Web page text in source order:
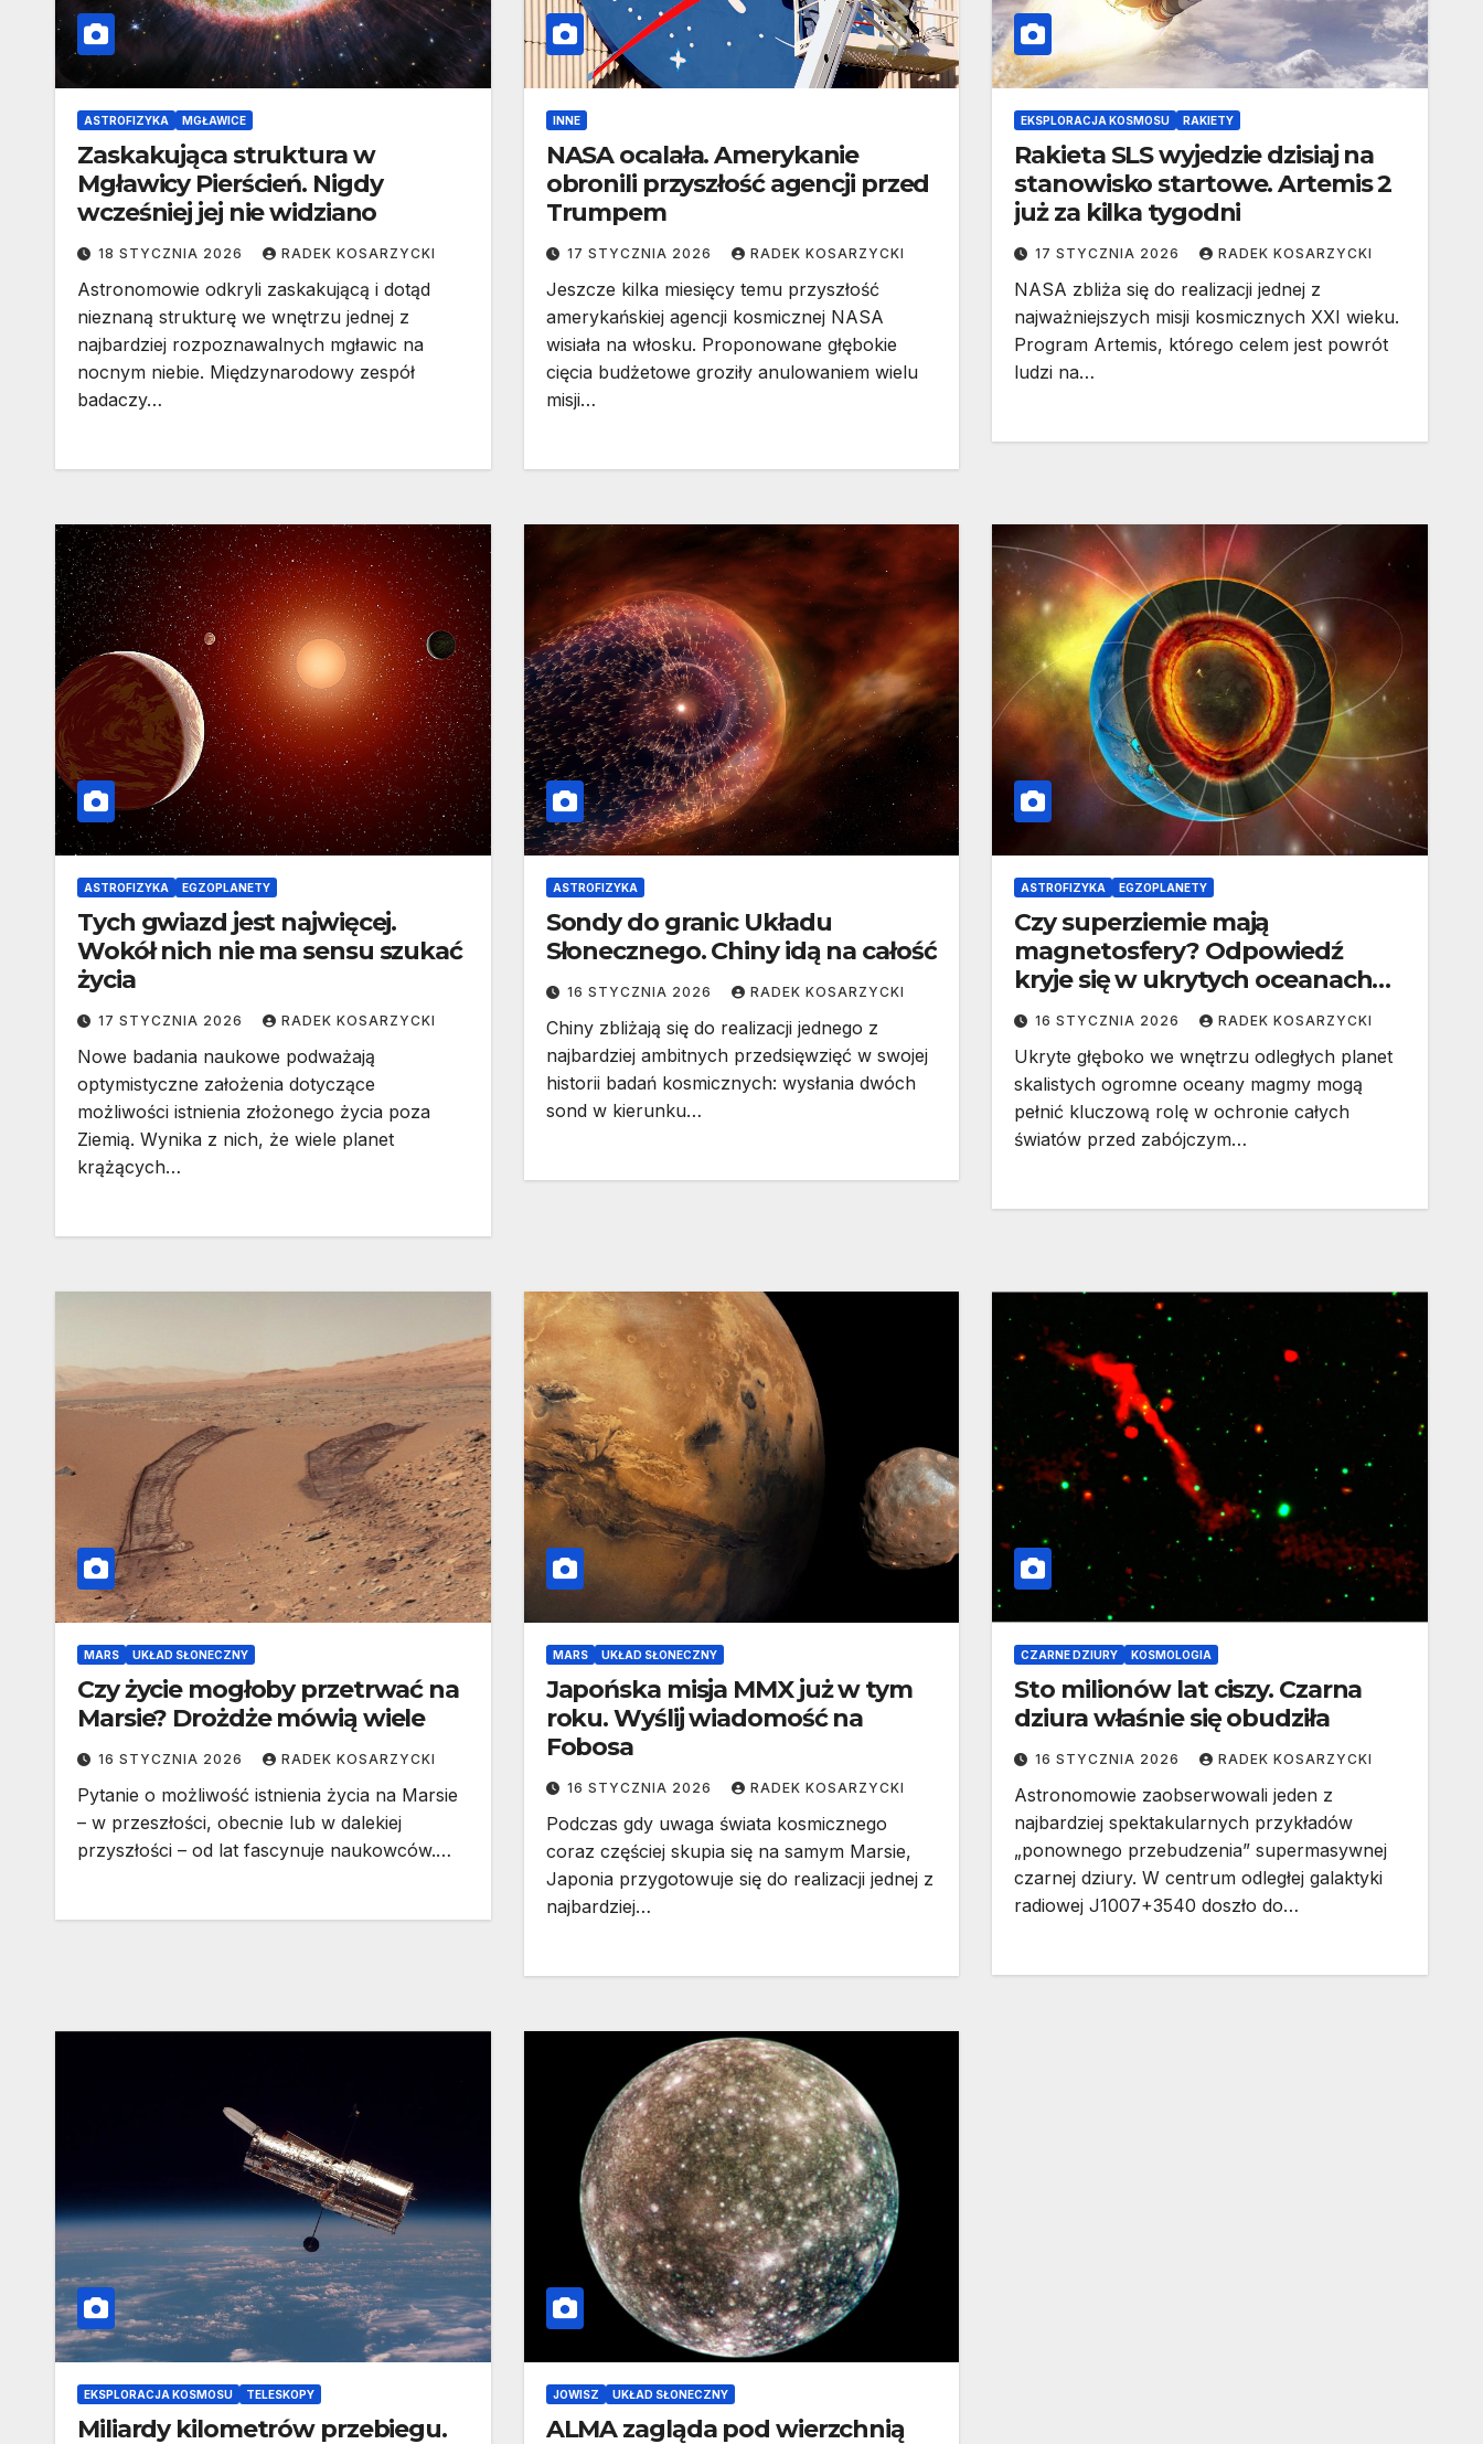
ASTROFIZYKA MGŁAWICE
Zaskakująca struktura w
Mgławicy Pierścień. Nigdy
wcześniej jej nie widziano
18 STYCZNIA 2026 RADEK KOSARZYCKI
Astronomowie odkryli zaskakującą i dotąd
nieznaną strukturę we wnętrzu jednej z
najbardziej rozpoznawalnych mgławic na
nocnym niebie. Międzynarodowy zespół
badaczy…
INNE
NASA ocalała. Amerykanie
obronili przyszłość agencji przed
Trumpem
17 STYCZNIA 2026 RADEK KOSARZYCKI
Jeszcze kilka miesięcy temu przyszłość
amerykańskiej agencji kosmicznej NASA
wisiała na włosku. Proponowane głębokie
cięcia budżetowe groziły anulowaniem wielu
misji…
EKSPLORACJA KOSMOSU RAKIETY
Rakieta SLS wyjedzie dzisiaj na
stanowisko startowe. Artemis 2
już za kilka tygodni
17 STYCZNIA 2026 RADEK KOSARZYCKI
NASA zbliża się do realizacji jednej z
najważniejszych misji kosmicznych XXI wieku.
Program Artemis, którego celem jest powrót
ludzi na…
ASTROFIZYKA EGZOPLANETY
Tych gwiazd jest najwięcej.
Wokół nich nie ma sensu szukać
życia
17 STYCZNIA 2026 RADEK KOSARZYCKI
Nowe badania naukowe podważają
optymistyczne założenia dotyczące
możliwości istnienia złożonego życia poza
Ziemią. Wynika z nich, że wiele planet
krążących…
ASTROFIZYKA
Sondy do granic Układu
Słonecznego. Chiny idą na całość
16 STYCZNIA 2026 RADEK KOSARZYCKI
Chiny zbliżają się do realizacji jednego z
najbardziej ambitnych przedsięwzięć w swojej
historii badań kosmicznych: wysłania dwóch
sond w kierunku…
ASTROFIZYKA EGZOPLANETY
Czy superziemie mają
magnetosfery? Odpowiedź
kryje się w ukrytych oceanach
magmy
16 STYCZNIA 2026 RADEK KOSARZYCKI
Ukryte głęboko we wnętrzu odległych planet
skalistych ogromne oceany magmy mogą
pełnić kluczową rolę w ochronie całych
światów przed zabójczym…
MARS UKŁAD SŁONECZNY
Czy życie mogłoby przetrwać na
Marsie? Drożdże mówią wiele
16 STYCZNIA 2026 RADEK KOSARZYCKI
Pytanie o możliwość istnienia życia na Marsie
– w przeszłości, obecnie lub w dalekiej
przyszłości – od lat fascynuje naukowców.…
MARS UKŁAD SŁONECZNY
Japońska misja MMX już w tym
roku. Wyślij wiadomość na
Fobosa
16 STYCZNIA 2026 RADEK KOSARZYCKI
Podczas gdy uwaga świata kosmicznego
coraz częściej skupia się na samym Marsie,
Japonia przygotowuje się do realizacji jednej z
najbardziej…
CZARNE DZIURY KOSMOLOGIA
Sto milionów lat ciszy. Czarna
dziura właśnie się obudziła
16 STYCZNIA 2026 RADEK KOSARZYCKI
Astronomowie zaobserwowali jeden z
najbardziej spektakularnych przykładów
„ponownego przebudzenia” supermasywnej
czarnej dziury. W centrum odległej galaktyki
radiowej J1007+3540 doszło do…
EKSPLORACJA KOSMOSU TELESKOPY
Miliardy kilometrów przebiegu.
JOWISZ UKŁAD SŁONECZNY
ALMA zagląda pod wierzchnią